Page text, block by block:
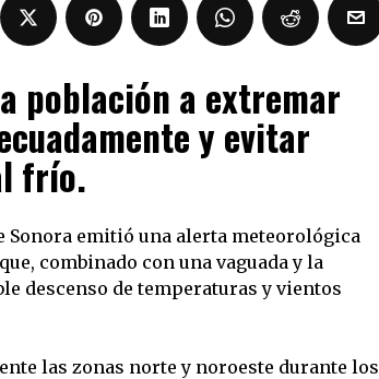
población a extremar
y evitar
frío.
Sonora emitió una alerta meteorológica
combinado con una vaguada y la
descenso de temperaturas y vientos
las zonas norte y noroeste durante los